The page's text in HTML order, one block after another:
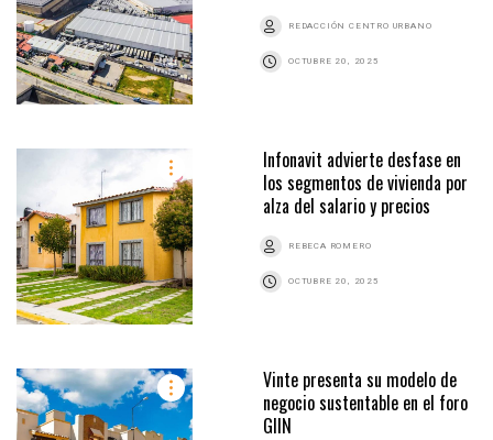
REDACCIÓN CENTRO URBANO
OCTUBRE 20, 2025
Infonavit advierte desfase en
los segmentos de vivienda por
alza del salario y precios
REBECA ROMERO
OCTUBRE 20, 2025
Vinte presenta su modelo de
negocio sustentable en el foro
GIIN